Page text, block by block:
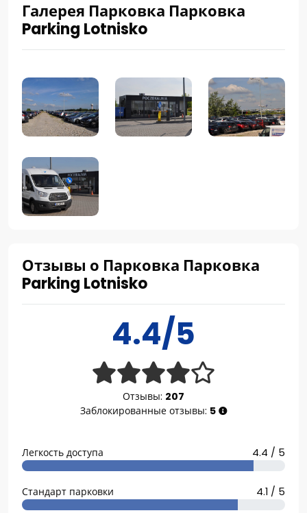
Галерея Парковка Парковка
Parking Lotnisko
Отзывы о Парковка Парковка
Parking Lotnisko
4.4/5
Отзывы: 207
Заблокированные отзывы: 5
Легкость доступа 4.4 / 5
Стандарт парковки 4.1 / 5